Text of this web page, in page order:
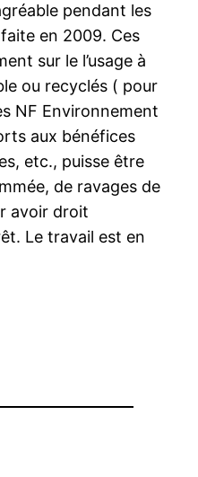
pendant les
en 2009. Ces
sur le l’usage à
ou recyclés ( pour
NF Environnement
aux bénéfices
etc., puisse être
de ravages de
avoir droit
Le travail est en